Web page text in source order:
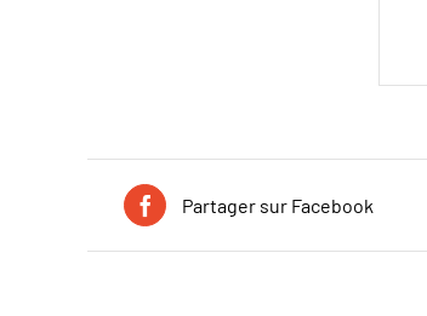
Partager sur Facebook